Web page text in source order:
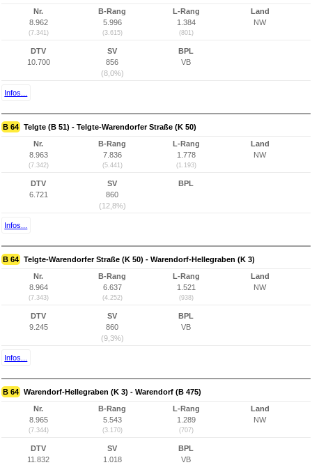
Nr.
8.962
(7.341)
B-Rang
5.996
(3.615)
L-Rang
1.384
(801)
Land
NW
DTV
10.700
SV
856
(8,0%)
BPL
VB
Infos...
B 64 Telgte (B 51) - Telgte-Warendorfer Straße (K 50)
Nr.
8.963
(7.342)
B-Rang
7.836
(5.441)
L-Rang
1.778
(1.193)
Land
NW
DTV
6.721
SV
860
(12,8%)
BPL
Infos...
B 64 Telgte-Warendorfer Straße (K 50) - Warendorf-Hellegraben (K 3)
Nr.
8.964
(7.343)
B-Rang
6.637
(4.252)
L-Rang
1.521
(938)
Land
NW
DTV
9.245
SV
860
(9,3%)
BPL
VB
Infos...
B 64 Warendorf-Hellegraben (K 3) - Warendorf (B 475)
Nr.
8.965
(7.344)
B-Rang
5.543
(3.170)
L-Rang
1.289
(707)
Land
NW
DTV
11.832
SV
1.018
BPL
VB